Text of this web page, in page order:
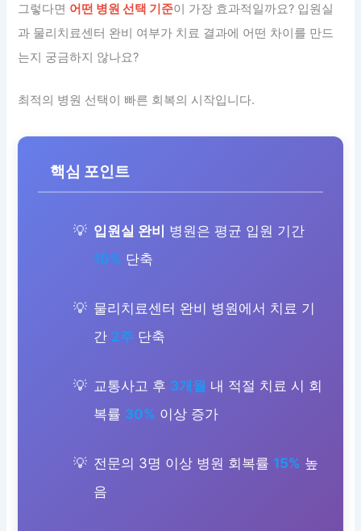
그렇다면 어떤 병원 선택 기준이 가장 효과적일까요? 입원실
과 물리치료센터 완비 여부가 치료 결과에 어떤 차이를 만드
는지 궁금하지 않나요?
최적의 병원 선택이 빠른 회복의 시작입니다.
핵심 포인트
입원실 완비 병원은 평균 입원 기간
10% 단축
물리치료센터 완비 병원에서 치료 기
간 2주 단축
교통사고 후 3개월 내 적절 치료 시 회
복률 30% 이상 증가
전문의 3명 이상 병원 회복률 15% 높
음